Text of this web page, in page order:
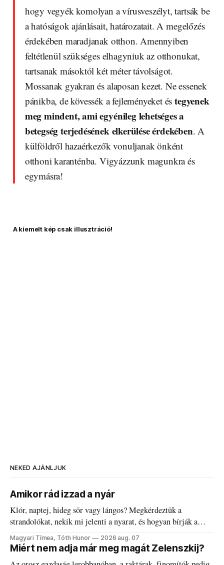
hogy vegyék komolyan a vírusveszélyt, tartsák be
a hatóságok ajánlásait, határozatait. A megelőzés
érdekében maradjanak otthon. Amennyiben
feltétlenül szükséges elhagyniuk az otthonukat,
tartsanak másoktól két méter távolságot.
Mossanak gyakran és alaposan kezet. Ne essenek
pánikba, de kövessék a fejleményeket éstegyenek
meg mindent, ami egyénileg lehetséges a
betegség terjedésének elkerülése érdekében. A
külföldről hazaérkezők vonuljanak önként
otthoni karanténba. Vigyázzunk magunkra és
egymásra!
A kiemelt kép csak illusztráció!
NEKED AJÁNLJUK
Amikor rád izzad a nyár
Klór, naptej, hideg sör vagy lángos? Megkérdeztük a
strandolókat, nekik mi jelenti a nyarat, és hogyan bírják a
kánikulát.
Magyari Tímea, Tóth Hunor 2026 aug. 07
Miért nem adja már meg magát Zelenszkij?